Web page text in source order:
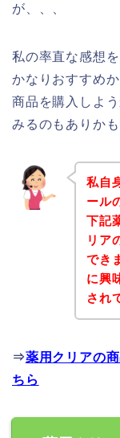
が、、、
私の率直な感想
かなりおすすめ
商品を購入しよ
みるのもありか
私自
ール
下記
リア
でき
に興
され
⇒薬用クリアの
ちら